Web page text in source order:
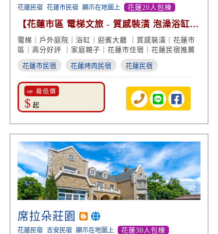
花蓮民宿 花蓮市民宿 顯示在地圖上 花蓮20人包棟
【花蓮市區 電梯文旅 - 質感裝潢 泡澡浴缸
高分好評】
電梯｜戶外庭院｜浴缸｜迎賓大廳 ｜質感裝潢｜花蓮市
區｜高分好評 ｜家庭親子｜花蓮市住宿｜花蓮民宿推薦
花蓮市民宿 花蓮烤肉民宿 花蓮民宿
📣 最低價
$ 起
席拉朵莊園
花蓮民宿 吉安民宿 顯示在地圖上 花蓮30人包棟